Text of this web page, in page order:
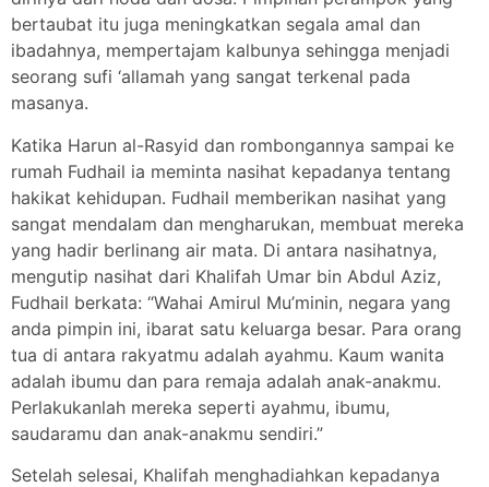
bertaubat itu juga meningkatkan segala amal dan
ibadahnya, mempertajam kalbunya sehingga menjadi
seorang sufi ‘allamah yang sangat terkenal pada
masanya.
Katika Harun al-Rasyid dan rombongannya sampai ke
rumah Fudhail ia meminta nasihat kepadanya tentang
hakikat kehidupan. Fudhail memberikan nasihat yang
sangat mendalam dan mengharukan, membuat mereka
yang hadir berlinang air mata. Di antara nasihatnya,
mengutip nasihat dari Khalifah Umar bin Abdul Aziz,
Fudhail berkata: “Wahai Amirul Mu’minin, negara yang
anda pimpin ini, ibarat satu keluarga besar. Para orang
tua di antara rakyatmu adalah ayahmu. Kaum wanita
adalah ibumu dan para remaja adalah anak-anakmu.
Perlakukanlah mereka seperti ayahmu, ibumu,
saudaramu dan anak-anakmu sendiri.”
Setelah selesai, Khalifah menghadiahkan kepadanya